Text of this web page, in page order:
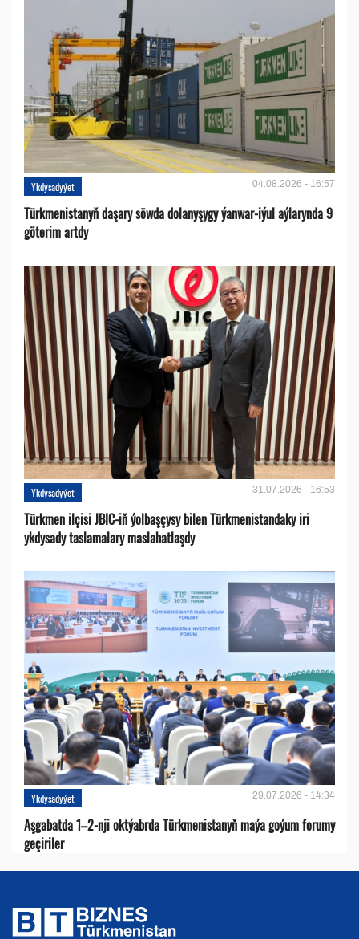
Ykdysadyýet 04.08.2026 - 16:57
Türkmenistanyň daşary söwda dolanyşygy ýanwar-iýul aýlarynda 9
göterim artdy
Ykdysadyýet 31.07.2026 - 16:53
Türkmen ilçisi JBIC-iň ýolbaşçysy bilen Türkmenistandaky iri
ykdysady taslamalary maslahatlaşdy
Ykdysadyýet 29.07.2026 - 14:34
Aşgabatda 1–2-nji oktýabrda Türkmenistanyň maýa goýum forumy
geçiriler